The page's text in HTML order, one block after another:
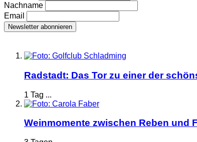
Nachname
Email
Radstadt: Das Tor zu einer der
1 Tag ...
Weinmomente zwischen Reben und